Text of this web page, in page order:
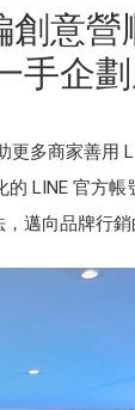
創意營
手企
多商家善用
LINE 官方
邁向品牌行銷